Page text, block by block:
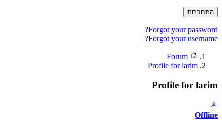
התחברות
Forgot your password?
Forgot your username?
Forum
Profile for larim
Profile for larim
Offline